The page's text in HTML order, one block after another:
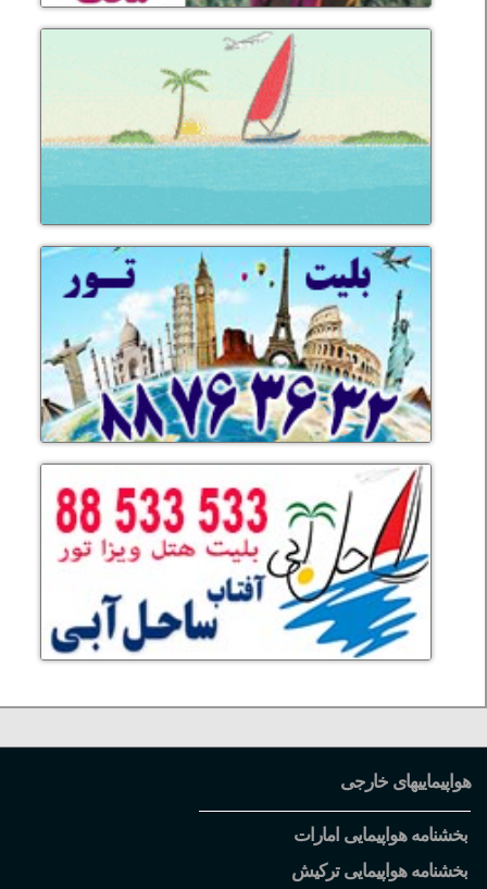
هواپیماییهای خارجی
بخشنامه هواپیمایی امارات
بخشنامه هواپیمایی ترکیش